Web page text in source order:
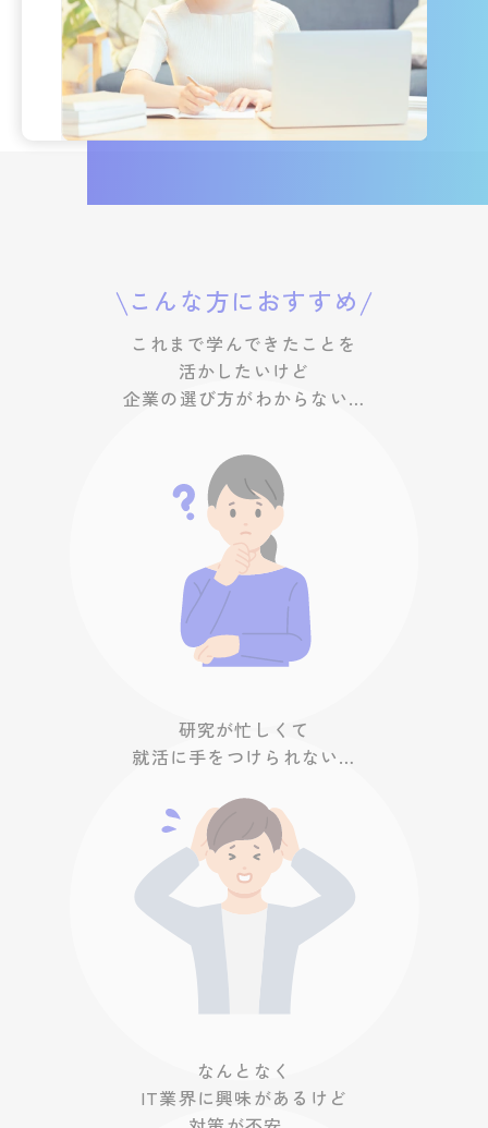
こんな方におすすめ
これまで学んできたことを
活かしたいけど
企業の選び方がわからない…
研究が忙しくて
就活に手をつけられない…
なんとなく
IT業界に興味があるけど